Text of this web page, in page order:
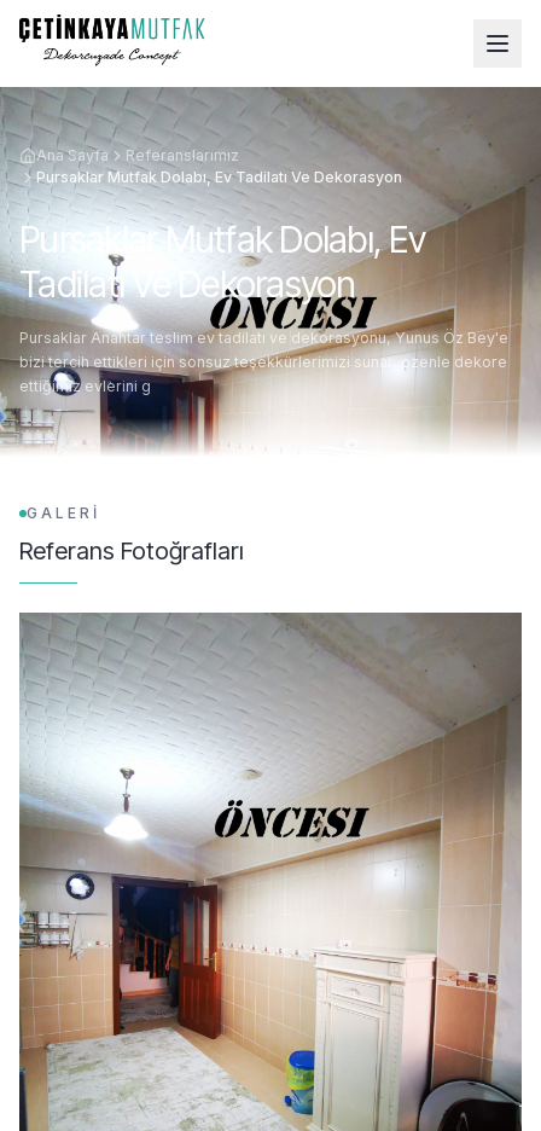
Ana Sayfa
Referanslarımız
Pursaklar Mutfak Dolabı, Ev Tadilatı Ve Dekorasyon
Pursaklar Mutfak Dolabı, Ev
Tadilatı Ve Dekorasyon
Pursaklar Anahtar teslim ev tadilatı ve dekorasyonu, Yunus Öz Bey'e
bizi tercih ettikleri için sonsuz teşekkürlerimizi sunar, özenle dekore
ettiğimiz evlerini g
GALERİ
Referans Fotoğrafları